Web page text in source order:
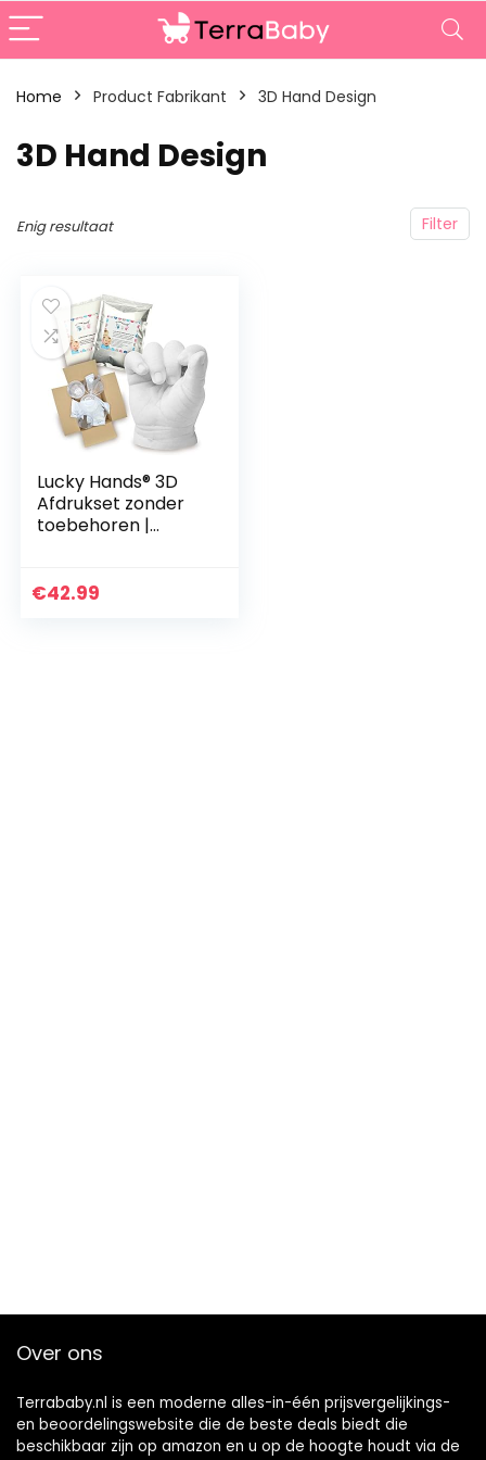
Home Product Fabrikant ‎3D Hand Design
‎3D Hand Design
Filter
Enig resultaat
Lucky Hands® 3D
Afdrukset zonder
toebehoren |
cadeau-idee voor
€42.99
Over ons
Terrababy.nl is een moderne alles-in-één prijsvergelijkings-
en beoordelingswebsite die de beste deals biedt die
beschikbaar zijn op amazon en u op de hoogte houdt via de